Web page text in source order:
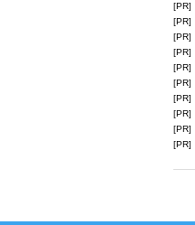
[PR]
[PR]
[PR]
[PR]
[PR]
[PR]
[PR]
[PR]
[PR]
[PR]